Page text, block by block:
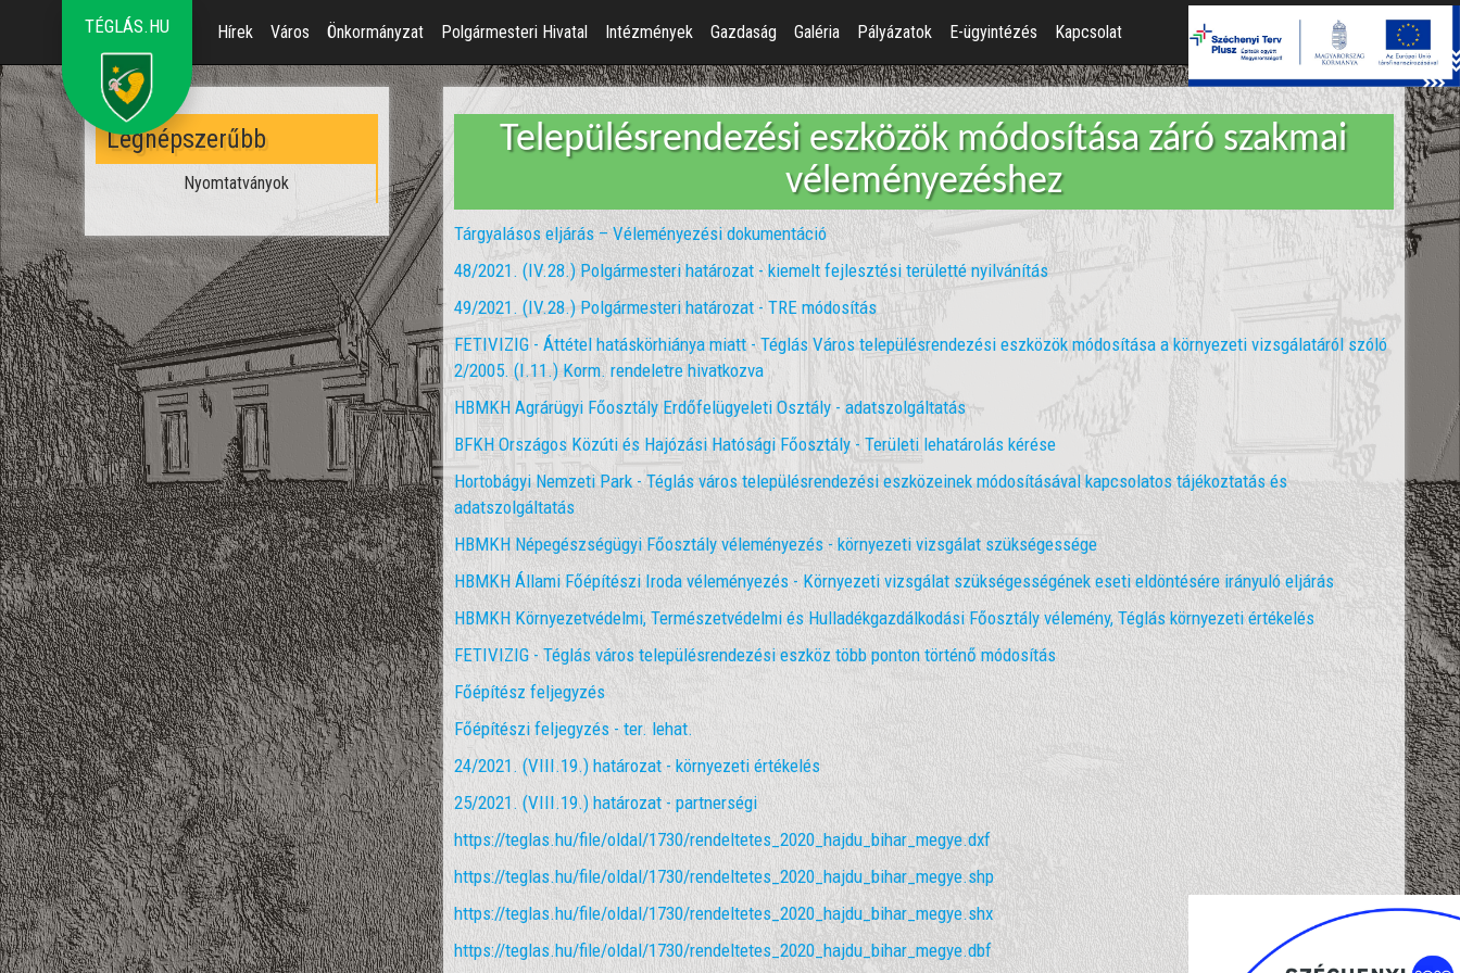
TÉGLÁS.HU Hírek Város Önkormányzat Polgármesteri Hivatal Intézmények Gazdaság Galéria Pályázatok E-ügyintézés Kapcsolat
Legnépszerűbb
Nyomtatványok
Településrendezési eszközök módosítása záró szakmai
véleményezéshez
Tárgyalásos eljárás – Véleményezési dokumentáció
48/2021. (IV.28.) Polgármesteri határozat - kiemelt fejlesztési területté nyilvánítás
49/2021. (IV.28.) Polgármesteri határozat - TRE módosítás
FETIVIZIG - Áttétel hatáskörhiánya miatt - Téglás Város településrendezési eszközök módosítása a környezeti vizsgálatáról szóló
2/2005. (I.11.) Korm. rendeletre hivatkozva
HBMKH Agrárügyi Főosztály Erdőfelügyeleti Osztály - adatszolgáltatás
BFKH Országos Közúti és Hajózási Hatósági Főosztály - Területi lehatárolás kérése
Hortobágyi Nemzeti Park - Téglás város településrendezési eszközeinek módosításával kapcsolatos tájékoztatás és
adatszolgáltatás
HBMKH Népegészségügyi Főosztály véleményezés - környezeti vizsgálat szükségessége
HBMKH Állami Főépítészi Iroda véleményezés - Környezeti vizsgálat szükségességének eseti eldöntésére irányuló eljárás
HBMKH Környezetvédelmi, Természetvédelmi és Hulladékgazdálkodási Főosztály vélemény, Téglás környezeti értékelés
FETIVIZIG - Téglás város településrendezési eszköz több ponton történő módosítás
Főépítész feljegyzés
Főépítészi feljegyzés - ter. lehat.
24/2021. (VIII.19.) határozat - környezeti értékelés
25/2021. (VIII.19.) határozat - partnerségi
https://teglas.hu/file/oldal/1730/rendeltetes_2020_hajdu_bihar_megye.dxf
https://teglas.hu/file/oldal/1730/rendeltetes_2020_hajdu_bihar_megye.shp
https://teglas.hu/file/oldal/1730/rendeltetes_2020_hajdu_bihar_megye.shx
https://teglas.hu/file/oldal/1730/rendeltetes_2020_hajdu_bihar_megye.dbf